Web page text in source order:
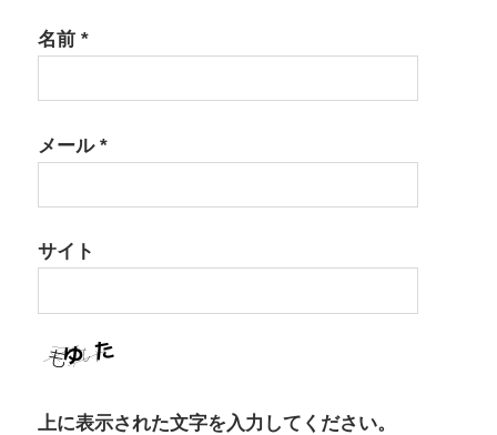
名前 *
メール *
サイト
上に表示された文字を入力してください。